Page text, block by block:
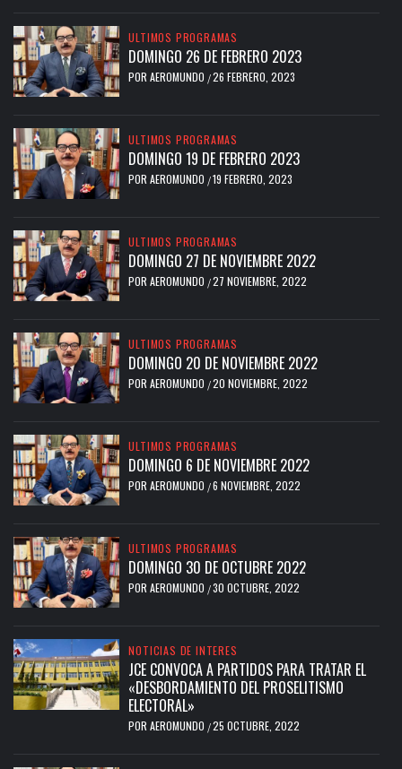
ULTIMOS PROGRAMAS
DOMINGO 26 DE FEBRERO 2023
POR AEROMUNDO /26 FEBRERO, 2023
ULTIMOS PROGRAMAS
DOMINGO 19 DE FEBRERO 2023
POR AEROMUNDO /19 FEBRERO, 2023
ULTIMOS PROGRAMAS
DOMINGO 27 DE NOVIEMBRE 2022
POR AEROMUNDO /27 NOVIEMBRE, 2022
ULTIMOS PROGRAMAS
DOMINGO 20 DE NOVIEMBRE 2022
POR AEROMUNDO /20 NOVIEMBRE, 2022
ULTIMOS PROGRAMAS
DOMINGO 6 DE NOVIEMBRE 2022
POR AEROMUNDO /6 NOVIEMBRE, 2022
ULTIMOS PROGRAMAS
DOMINGO 30 DE OCTUBRE 2022
POR AEROMUNDO /30 OCTUBRE, 2022
NOTICIAS DE INTERES
JCE CONVOCA A PARTIDOS PARA TRATAR EL
«DESBORDAMIENTO DEL PROSELITISMO
ELECTORAL»
POR AEROMUNDO /25 OCTUBRE, 2022